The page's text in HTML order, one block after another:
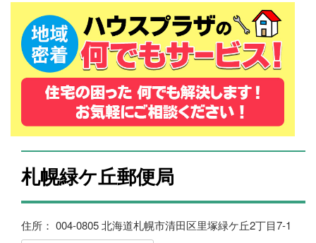
札幌緑ケ丘郵便局
住所： 004-0805 北海道札幌市清田区里塚緑ケ丘2丁目7-1